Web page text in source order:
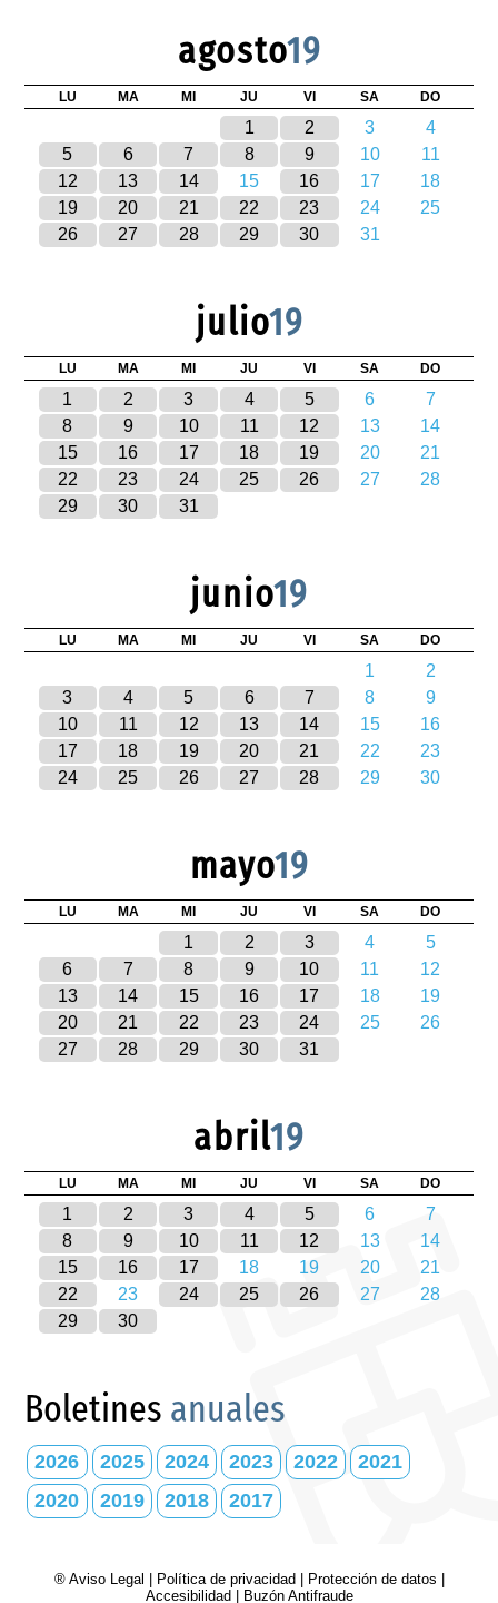
agosto19
LU MA MI JU VI SA DO
1 2 3
4
5
6 7 8 9 10
11
12
13 14 15 16 17
18
19
20 21 22 23 24
25
26
27 28 29 30 31
julio19
LU MA MI JU VI SA DO
1 2 3 4 5 6
7
8
9 10 11 12 13
14
15
16 17 18 19 20
21
22
23 24 25 26 27
28
29
30 31
junio19
LU MA MI JU VI SA DO
1
2
3
4 5 6 7 8
9
10
11 12 13 14 15
16
17
18 19 20 21 22
23
24
25 26 27 28 29 30
mayo19
LU MA MI JU VI SA DO
1 2 3 4
5
6
7 8 9 10 11
12
13
14 15 16 17 18
19
20
21 22 23 24 25
26
27
28 29 30 31
abril19
LU MA MI JU VI SA DO
1 2 3 4 5 6
7
8
9 10 11 12 13
14
15
16 17 18 19 20
21
22
23 24 25 26 27
28
29
30
Boletines anuales
2026 2025 2024 2023 2022
2021
2020
2019 2018 2017
® Aviso Legal | Política de privacidad| Protección de datos |
Accesibilidad| Buzón Antifraude